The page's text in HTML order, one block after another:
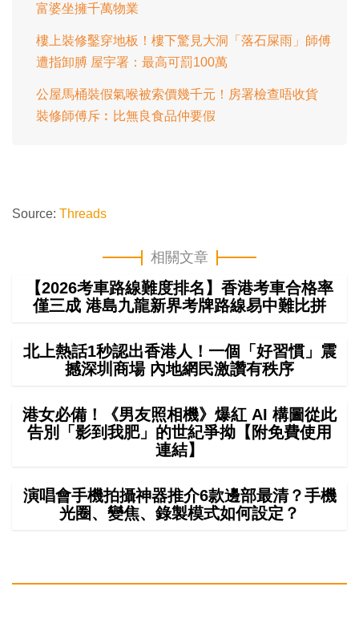
富婆坐擁千萬物業
樓上裝修鑿穿地板！樓下驚見大洞「落石屎雨」師傅
遭指卸膊 屋宇署：最高可罰100萬
公屋馬桶裝假氣喉被索價幾千元！房署檢查唔收貨
裝修師傅斥︰比無良食品仲要假
Source: Threads
相關文章
【2026考車路線難度排名】香港考車合格率
僅三成 港島九龍新界考牌路線易中難比拼
北上熱話1秒認出香港人！一個「好習慣」震
撼深圳商場 內地網民激讚有秩序
港女必備！《男友照相機》爆紅 AI 構圖從此
告別「影到我肥」的世紀爭拗【附免費使用
連結】
演唱會手機拍攝神器推介6款邊部最清？手機
光圈、變焦、錄製模式如何設定？